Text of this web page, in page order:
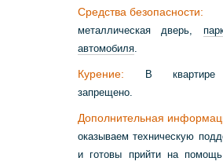
Средства безопасности:
металлическая дверь,
автомобиля
Курение: В квартире
запрещено.
Дополнительная
оказываем техническую
и готовы прийти на